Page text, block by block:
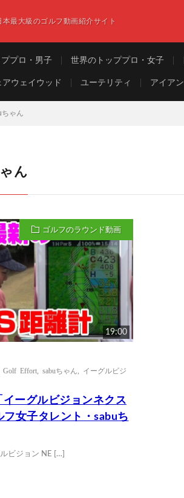
本最大級のゴルフ動画紹介サイト
プロ・男子 世界のトッププロ・女子
アウェイウッド ユーテリティ アイアン
ちゃん
ん
ゴルフのラウンド動画
19:00
Golf Effort sabuちゃん
イーグルビジ
イーグルビジョンネクス
フ女子タレント・sabuち
ビジョン NE […]